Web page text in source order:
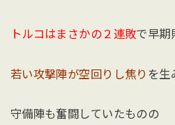
トルコはまさかの２連敗で早期
若い攻撃陣が空回りし焦り を生
守備陣も奮闘していたものの